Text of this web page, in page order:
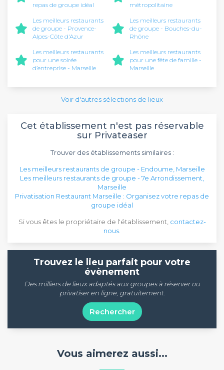
repas de groupe idéal
métropolitaine
Les meilleurs restaurants
de groupe - Provence-
Alpes-Côte d'Azur
Les meilleurs restaurants
de groupe - Bouches-du-
Rhône
Les meilleurs restaurants
pour une soirée
d’entreprise - Marseille
Les meilleurs restaurants
pour une fête de famille -
Marseille
Voir d'autres sélections de lieux
Cet établissement n'est pas réservable
sur Privateaser
Trouver des établissements similaires :
Les meilleurs restaurants de groupe - Endoume, Marseille
Les meilleurs restaurants de groupe - 7e Arrondissement,
Marseille
Privatisation Restaurant Marseille : Organisez votre repas de
groupe idéal
Si vous êtes le propriétaire de l'établissement, contactez-
nous
Trouvez le lieu parfait pour votre
évènement
Des milliers de lieux adaptés aux groupes à réserver ou
privatiser en ligne, gratuitement.
Rechercher
Vous aimerez aussi...